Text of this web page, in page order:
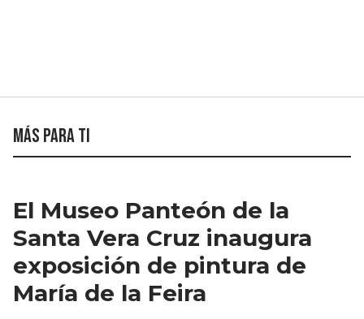
Más para ti
El Museo Panteón de la
Santa Vera Cruz inaugura
exposición de pintura de
María de la Feira